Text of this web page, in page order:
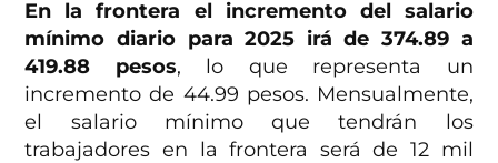
En la frontera el incremento del salario
mínimo diario para 2025 irá de 374.89 a
419.88 pesos, lo que representa un
incremento de 44.99 pesos. Mensualmente,
el salario mínimo que tendrán los
trabajadores en la frontera será de 12 mil